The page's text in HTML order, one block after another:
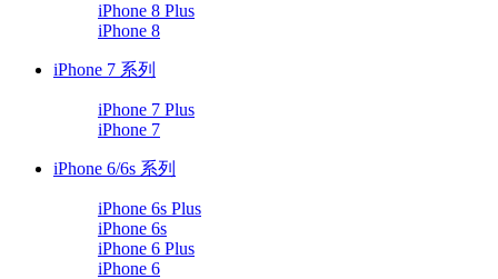
iPhone 8 Plus
iPhone 8
iPhone 7 系列
iPhone 7 Plus
iPhone 7
iPhone 6/6s 系列
iPhone 6s Plus
iPhone 6s
iPhone 6 Plus
iPhone 6